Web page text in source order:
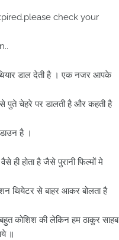
check your
डाल देती है । एक नजर आपके
से पुते चेहरे पर डालती है और कहती है
है ।
ही होता है जैसे पुरानी फिल्मों मे
थियेटर से बाहर आकर बोलता है
कोशिश की लेकिन हम ठाकुर साहब
॥